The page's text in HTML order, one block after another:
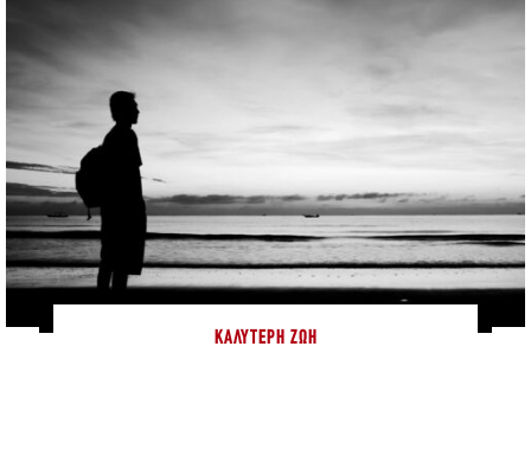
ΚΑΛΎΤΕΡΗ ΖΩΉ